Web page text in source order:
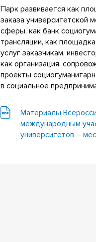
Парк развивается как
заказа университетской
сферы, как банк
трансляции, как
услуг заказчикам,
как организация,
проекты
в социальное
Материалы
международным
университетов –